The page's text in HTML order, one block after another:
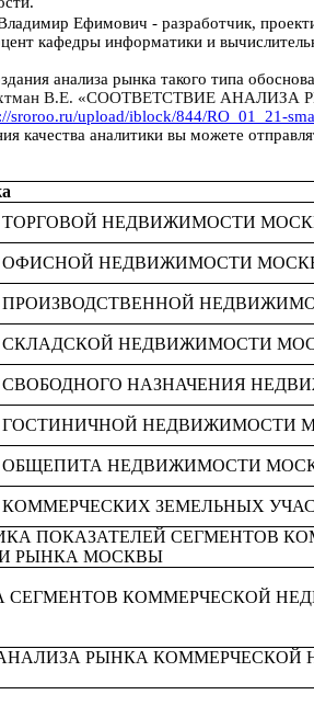
Ефимович - разработчик,
кафедры информатики и
анализа рынка такого типа
В.Е. «СООТВЕТСТВИЕ
sroroo.ru/upload/iblock/844/RO_01_21-
качества аналитики вы можете
НЕДВИЖИМОСТИ
ОФИСНОЙ НЕДВИЖИМОСТИ
СКЛАДСКОЙ НЕДВИЖИМОСТИ
НАЗНАЧЕНИЯ
ГОСТИНИЧНОЙ НЕДВИЖИМОСТИ
ОБЩЕПИТА НЕДВИЖИМОСТИ
ЗЕМЕЛЬНЫХ
ПОКАЗАТЕЛЕЙ СЕГМЕНТОВ
РЫНКА МОСКВЫ
СЕГМЕНТОВ КОММЕРЧЕСКОЙ
РЫНКА КОММЕРЧЕСКОЙ